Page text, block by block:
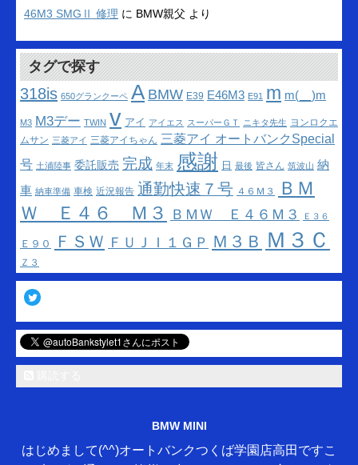
46M3 SMGⅡ 修理 に BMW親父 より
タグで探す
318is 650グランクーペ A BMW E39 E46M3 E91 m m(__)m
M3 M3デー TWIN v アイ アイエス スーパーＧＴ ニキタ先生 ヨンロクエ
ムサン 三菱アイ 三菱アイちゃん 三菱アイ オートバンクSpecial
号 土浦陸事 委託販売 完成 年末 感謝 日 最後 皆さん 筑波山 納
車 納車準備 車検 近況報告 通勤快速７号 ４６Ｍ３
ＢＭ
Ｗ Ｅ４６ Ｍ３
ＢＭＷ Ｅ４６Ｍ３ Ｅ３６
Ｅ９０ ＦＳＷ ＦＵＪＩ１ＧＰ Ｍ３Ｂ Ｍ３Ｃ
Ｚ３
Twitter
BMW MINI
はじめまして(^^)オートバンクつくば学園店高田ですこ